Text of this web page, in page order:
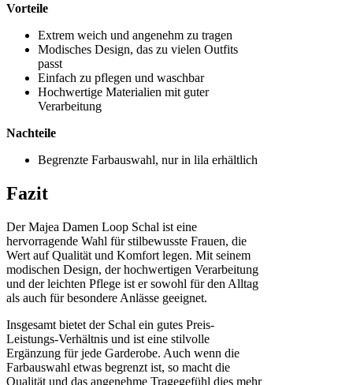
Vorteile
Extrem weich und angenehm zu tragen
Modisches Design, das zu vielen Outfits
passt
Einfach zu pflegen und waschbar
Hochwertige Materialien mit guter
Verarbeitung
Nachteile
Begrenzte Farbauswahl, nur in lila erhältlich
Fazit
Der Majea Damen Loop Schal ist eine
hervorragende Wahl für stilbewusste Frauen, die
Wert auf Qualität und Komfort legen. Mit seinem
modischen Design, der hochwertigen Verarbeitung
und der leichten Pflege ist er sowohl für den Alltag
als auch für besondere Anlässe geeignet.
Insgesamt bietet der Schal ein gutes Preis-
Leistungs-Verhältnis und ist eine stilvolle
Ergänzung für jede Garderobe. Auch wenn die
Farbauswahl etwas begrenzt ist, so macht die
Qualität und das angenehme Tragegefühl dies mehr